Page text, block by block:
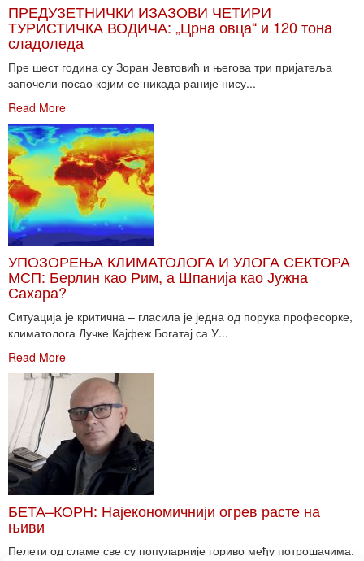
ПРЕДУЗЕТНИЧКИ ИЗАЗОВИ ЧЕТИРИ
ТУРИСТИЧКА ВОДИЧА: „Црна овца“ и 120 тона
сладоледа
Пре шест година су Зоран Јевтовић и његова три пријатеља
започели посао којим се никада раније нису...
Read More
УПОЗОРЕЊА КЛИМАТОЛОГА И УЛОГА СЕКТОРА
МСП: Берлин као Рим, а Шпанија као Јужна
Сахара?
Ситуација је критична – гласила је једна од порука професорке,
климатолога Лучке Кајфеж Богатај са У...
Read More
БЕТА–КОРН: Најекономичнији огрев расте на
њиви
Пелети од сламе све су популарније гориво међу потрошачима.